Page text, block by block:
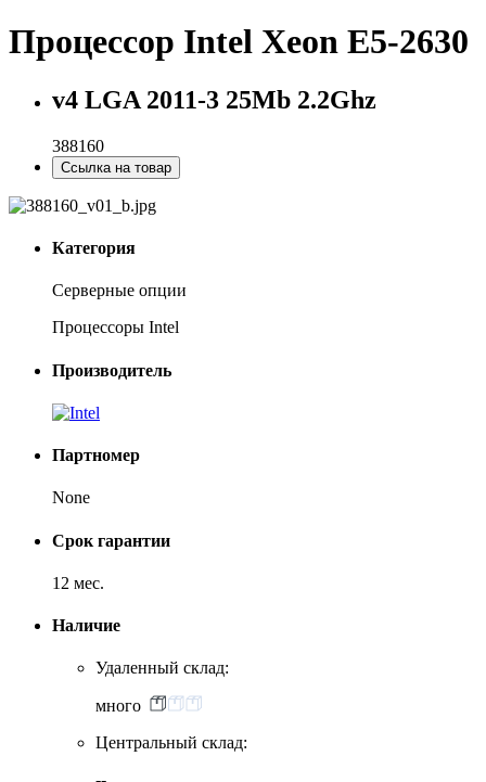
Процессор Intel Xeon E5-2630
v4 LGA 2011-3 25Mb 2.2Ghz
388160
Ссылка на товар
Категория
Серверные опции
Процессоры Intel
Производитель
Партномер
None
Срок гарантии
12 мес.
Наличие
Удаленный склад:
много
Центральный склад: